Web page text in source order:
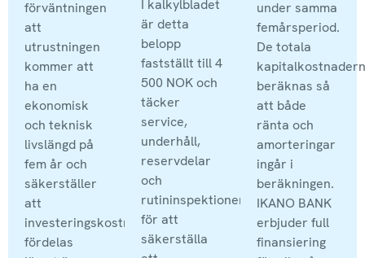
förväntningen
att
utrustningen
kommer att
ha en
ekonomisk
och teknisk
livslängd på
fem år och
säkerställer
att
investeringskostnaden
fördelas
I kalkylbladet
är detta
belopp
fastställt till 4
500 NOK och
täcker
service,
underhåll,
reservdelar
och
rutininspektioner
för att
säkerställa
under samma
femårsperiod.
De totala
beräknas så
att både
ränta och
amorteringar
ingår i
beräkningen.
IKANO BANK
erbjuder full
finansiering